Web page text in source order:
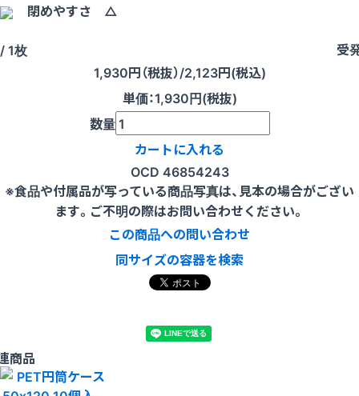
閉めやすさ
△
1枚
受
1,930円（税抜）/2,123円(税込)
単価：1,930円(税抜)
数量
カートに入れる
OCD 46854243
※食品や付属品が写っている商品写真は、見本の場合がござい
ます。ご不明の際はお問い合わせください。
この商品への問い合わせ
同サイズの容器を検索
商品